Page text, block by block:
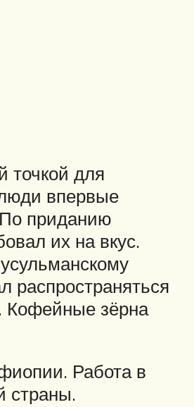
точкой для
впервые
По приданию
их на вкус.
распространяться
Кофейные зёрна
Работа в
страны.